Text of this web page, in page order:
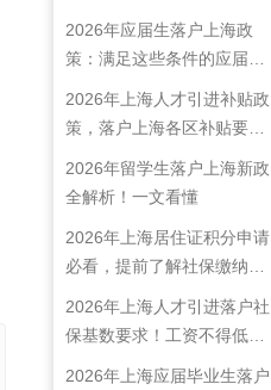
2026年应届生落户上海政
策：满足这些条件的应届生
就能落户上海啦！
2026年上海人才引进补贴政
策，落户上海各区补贴要求
2026年留学生落户上海新政
全解析！一文看懂
2026年上海居住证积分申请
必看，提前了解社保缴纳要
2026年上海人才引进落户社
保基数要求！工资不得低于
22792元！
2026年上海应届毕业生落户